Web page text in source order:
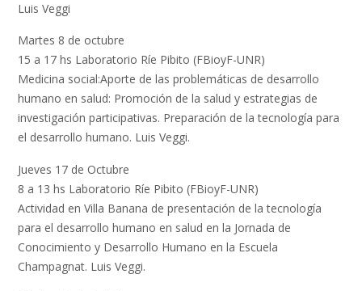
Luis Veggi
Martes 8 de octubre
15 a 17 hs Laboratorio Ríe Pibito (FBioyF-UNR)
Medicina social:Aporte de las problemáticas de desarrollo
humano en salud: Promoción de la salud y estrategias de
investigación participativas. Preparación de la tecnología para
el desarrollo humano. Luis Veggi.
Jueves 17 de Octubre
8 a 13 hs Laboratorio Ríe Pibito (FBioyF-UNR)
Actividad en Villa Banana de presentación de la tecnología
para el desarrollo humano en salud en la Jornada de
Conocimiento y Desarrollo Humano en la Escuela
Champagnat. Luis Veggi.